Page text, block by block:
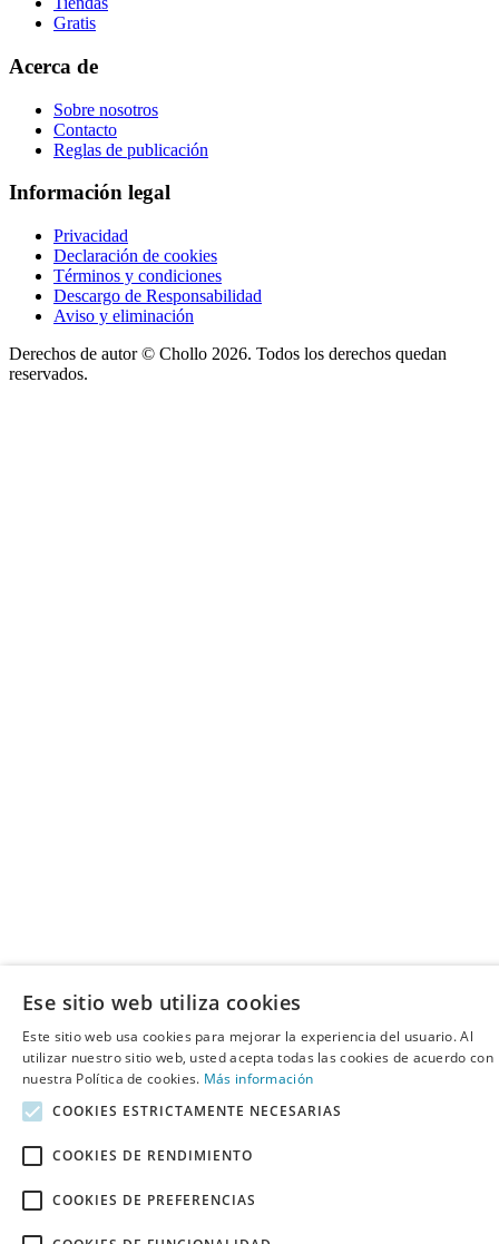
Gratis
Acerca de
Sobre nosotros
Contacto
Reglas de publicación
Información legal
Privacidad
Declaración de cookies
Términos y condiciones
Descargo de Responsabilidad
Aviso y eliminación
Derechos de autor © Chollo 2026. Todos los derechos quedan
reservados.
Ese sitio web utiliza cookies
Este sitio web usa cookies para mejorar la experiencia del usuario. Al
utilizar nuestro sitio web, usted acepta todas las cookies de acuerdo con
nuestra Política de cookies. Más información
COOKIES ESTRICTAMENTE NECESARIAS
COOKIES DE RENDIMIENTO
COOKIES DE PREFERENCIAS